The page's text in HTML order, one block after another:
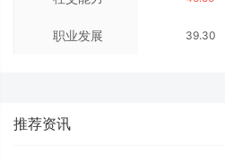
职业发展 39.30
推荐资讯